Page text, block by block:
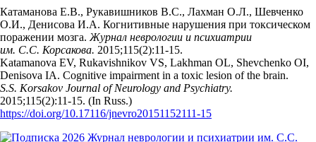
Катаманова Е.В., Рукавишников В.С., Лахман О.Л., Шевченко
О.И., Денисова И.А. Когнитивные нарушения при токсическом
поражении мозга. Журнал неврологии и психиатрии
им. С.С. Корсакова. 2015;115(2):11‑15.
Katamanova EV, Rukavishnikov VS, Lakhman OL, Shevchenko OI,
Denisova IA. Cognitive impairment in a toxic lesion of the brain.
S.S. Korsakov Journal of Neurology and Psychiatry.
2015;115(2):11‑15. (In Russ.)
https://doi.org/10.17116/jnevro20151152111-15